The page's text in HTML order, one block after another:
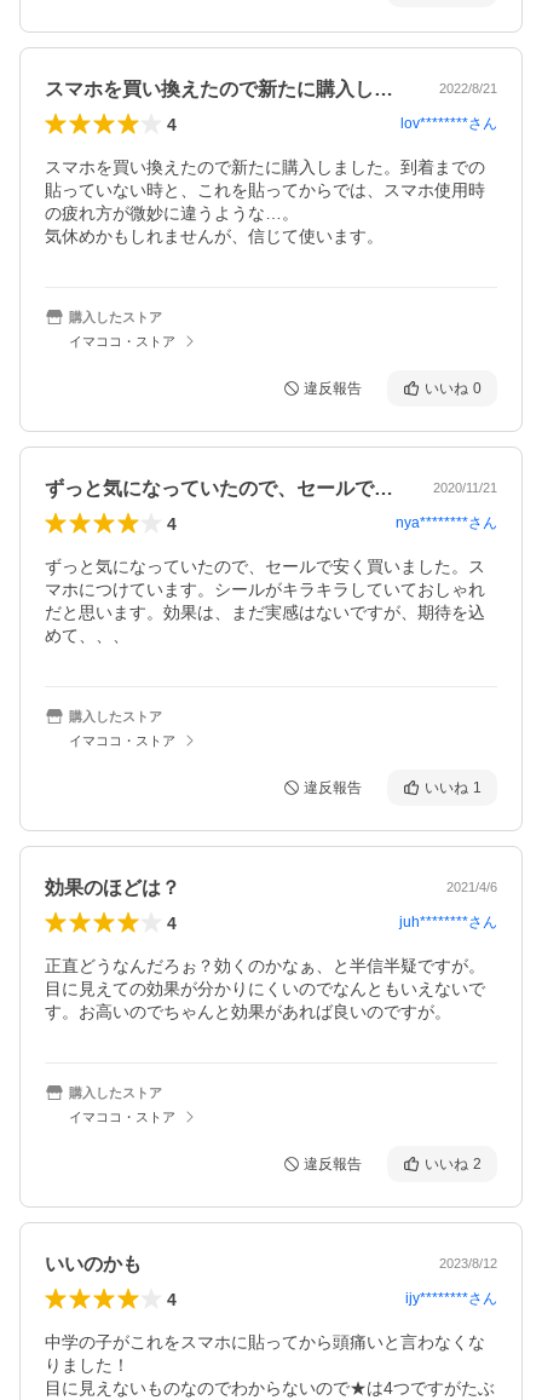
スマホを買い換えたので新たに購入しまし… 2022/8/21
4 lov********さん
スマホを買い換えたので新たに購入しました。到着までの
貼っていない時と、これを貼ってからでは、スマホ使用時
の疲れ方が微妙に違うような…。
気休めかもしれませんが、信じて使います。
購入したストア
イマココ・ストア
違反報告 いいね 0
ずっと気になっていたので、セールで安く… 2020/11/21
4 nya********さん
ずっと気になっていたので、セールで安く買いました。ス
マホにつけています。シールがキラキラしていておしゃれ
だと思います。効果は、まだ実感はないですが、期待を込
めて、、、
購入したストア
イマココ・ストア
違反報告 いいね 1
効果のほどは？ 2021/4/6
4 juh********さん
正直どうなんだろぉ？効くのかなぁ、と半信半疑ですが。
目に見えての効果が分かりにくいのでなんともいえないで
す。お高いのでちゃんと効果があれば良いのですが。
購入したストア
イマココ・ストア
違反報告 いいね 2
いいのかも 2023/8/12
4 ijy********さん
中学の子がこれをスマホに貼ってから頭痛いと言わなくな
りました！
目に見えないものなのでわからないので★は4つですがたぶ